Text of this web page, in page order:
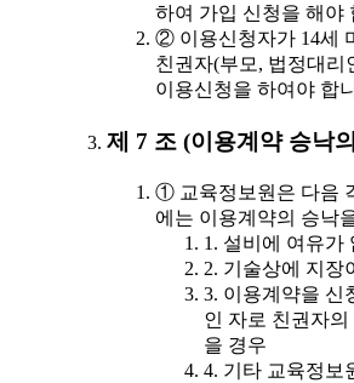
하여 가입 신청을 해야
② 이용신청자가 14세
친권자(부모, 법정대리
이용신청을 하여야 합
제 7 조 (이용계약 승낙
① 교육정보원은 다음
에는 이용계약의 승낙
1. 설비에 여유가
2. 기술상에 지장
3. 이용계약을 신
인 자로 친권자
을 경우
4. 기타 교육정보